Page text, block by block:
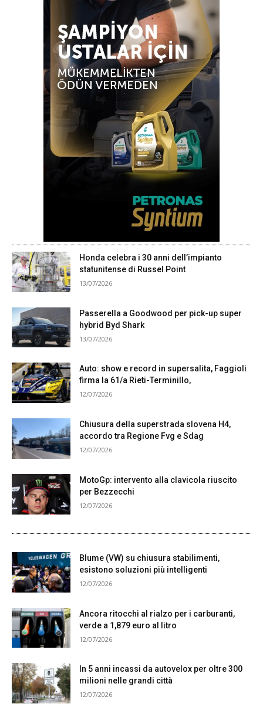
Honda celebra i 30 anni dell’impianto
statunitense di Russel Point
13/07/2026
Passerella a Goodwood per pick-up super
hybrid Byd Shark
13/07/2026
Auto: show e record in supersalita, Faggioli
firma la 61/a Rieti-Terminillo,
12/07/2026
Chiusura della superstrada slovena H4,
accordo tra Regione Fvg e Sdag
12/07/2026
MotoGp: intervento alla clavicola riuscito
per Bezzecchi
12/07/2026
Blume (VW) su chiusura stabilimenti,
esistono soluzioni più intelligenti
12/07/2026
Ancora ritocchi al rialzo per i carburanti,
verde a 1,879 euro al litro
12/07/2026
In 5 anni incassi da autovelox per oltre 300
milioni nelle grandi città
12/07/2026